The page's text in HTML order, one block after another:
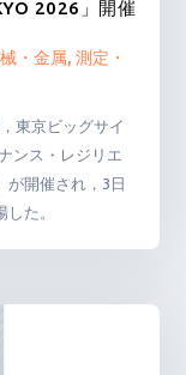
2026」開催
・金属,測定・
東京ビッグサイ
ンス・レジリエ
が開催され，3日
た。